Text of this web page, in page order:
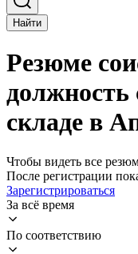
Найти
Резюме
должность
складе в
Чтобы видеть все
После регистрации
Зарегистрироваться
За всё время
По соответствию